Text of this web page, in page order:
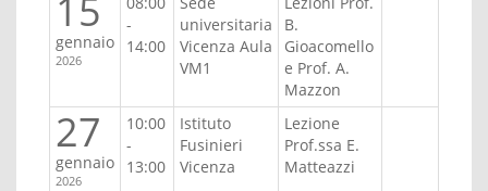
15
gennaio
2026
-
14:00
universitaria
Vicenza Aula
VM1
B.
Gioacomello
e Prof. A.
Mazzon
27
gennaio
2026
10:00
-
13:00
Istituto
Fusinieri
Vicenza
Lezione
Prof.ssa E.
Matteazzi